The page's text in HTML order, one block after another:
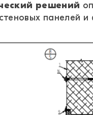
решений
панелей